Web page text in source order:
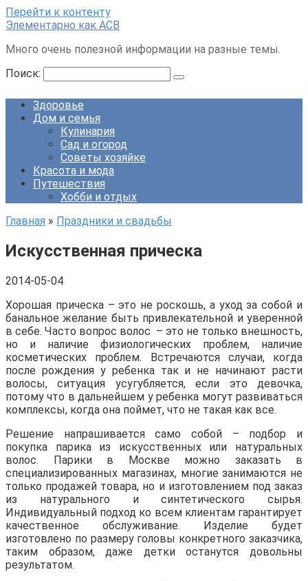
Перейти к контенту
Элементарно как ACB
Много очень полезной информации на разные темы.
Поиск:
Здоровье
Дом и семья
Кулинария
Сад и огород
Советы хозяйке
Красота и мода
Путешествия
Хобби и отдых
Главная » Праздники и свадьбы
Искусственная прическа
2014-05-04
Хорошая прическа – это не роскошь, а уход за собой и
банальное желание быть привлекательной и уверенной
в себе. Часто вопрос волос – это не только внешность,
но и наличие физиологических проблем, наличие
косметических проблем. Встречаются случаи, когда
после рождения у ребенка так и не начинают расти
волосы, ситуация усугубляется, если это девочка,
потому что в дальнейшем у ребенка могут развиваться
комплексы, когда она поймет, что не такая как все.
Решение напрашивается само собой – подбор и
покупка парика из искусственных или натуральных
волос. Парики в Москве можно заказать в
специализированных магазинах, многие занимаются не
только продажей товара, но и изготовлением под заказ
из натурального и синтетического сырья.
Индивидуальный подход ко всем клиентам гарантирует
качественное обслуживание. Изделие будет
изготовлено по размеру головы конкретного заказчика,
таким образом, даже детки останутся довольны
результатом.